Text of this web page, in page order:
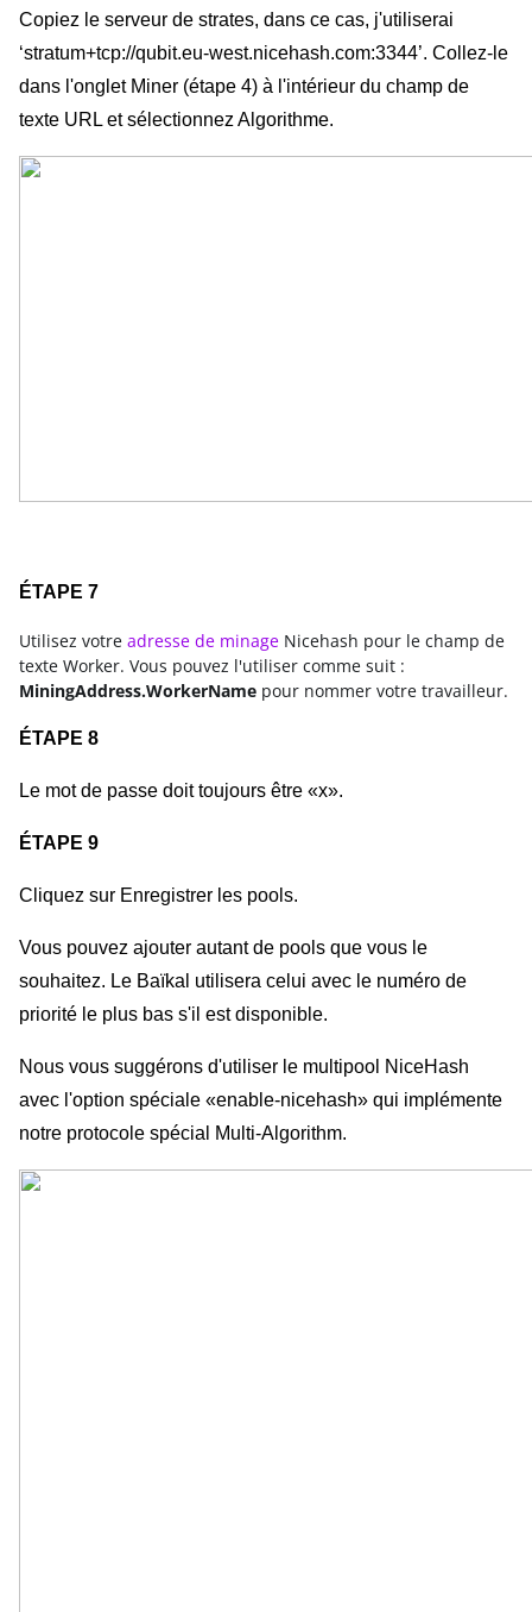
Copiez le serveur de strates, dans ce cas, j'utiliserai
‘stratum+tcp://qubit.eu-west.nicehash.com:3344’. Collez-le
dans l'onglet Miner (étape 4) à l'intérieur du champ de
texte URL et sélectionnez Algorithme.
ÉTAPE 7
Utilisez votre adresse de minage Nicehash pour le champ de
texte Worker. Vous pouvez l'utiliser comme suit :
MiningAddress.WorkerName pour nommer votre travailleur.
ÉTAPE 8
Le mot de passe doit toujours être «x».
ÉTAPE 9
Cliquez sur Enregistrer les pools.
Vous pouvez ajouter autant de pools que vous le
souhaitez. Le Baïkal utilisera celui avec le numéro de
priorité le plus bas s'il est disponible.
Nous vous suggérons d'utiliser le multipool NiceHash
avec l'option spéciale «enable-nicehash» qui implémente
notre protocole spécial Multi-Algorithm.